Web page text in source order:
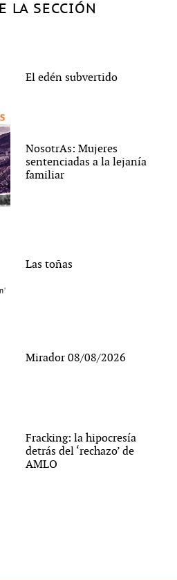
LA SECCIÓN
El edén subvertido
NosotrAs: Mujeres
sentenciadas a la lejanía
familiar
Las toñas
Mirador 08/08/2026
Fracking: la hipocresía
detrás del ‘rechazo’ de
AMLO